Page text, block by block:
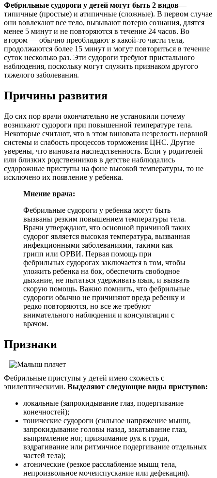
Фебрильные судороги у детей могут быть 2 видов—
типичные (простые) и атипичные (сложные). В первом случае
они вовлекают все тело, вызывают потерю сознания, длятся
менее 5 минут и не повторяются в течение 24 часов. Во
втором — обычно преобладают в какой-то части тела,
продолжаются более 15 минут и могут повториться в течение
суток несколько раз. Эти судороги требуют пристального
наблюдения, поскольку могут служить признаком другого
тяжелого заболевания.
Причины развития
До сих пор врачи окончательно не установили почему
возникают судороги при повышенной температуре тела.
Некоторые считают, что в этом виновата незрелость нервной
системы и слабость процессов торможения ЦНС. Другие
уверены, что виновата наследственность. Если у родителей
или близких родственников в детстве наблюдались
судорожные приступы на фоне высокой температуры, то не
исключено их появление у ребенка.
Мнение врача:
Фебрильные судороги у ребенка могут быть
вызваны резким повышением температуры тела.
Врачи утверждают, что основной причиной таких
судорог является высокая температура, вызванная
инфекционными заболеваниями, такими как
грипп или ОРВИ. Первая помощь при
фебрильных судорогах заключается в том, чтобы
уложить ребенка на бок, обеспечить свободное
дыхание, не пытаться удерживать язык, и вызвать
скорую помощь. Важно помнить, что фебрильные
судороги обычно не причиняют вреда ребенку и
редко повторяются, но все же требуют
внимательного наблюдения и консультации с
врачом.
Признаки
Фебрильные приступы у детей имею схожесть с
эпилептическими. Выделяют следующие виды приступов:
локальные (запрокидывание глаз, подергивание
конечностей);
тонические судороги (сильное напряжение мышц,
запрокидывание головы назад, закатывание глаз,
выпрямление ног, прижимание рук к груди,
вздрагивание или ритмичное подергивание отдельных
частей тела);
атонические (резкое расслабление мышц тела,
непроизвольное мочеиспускание или дефекация).